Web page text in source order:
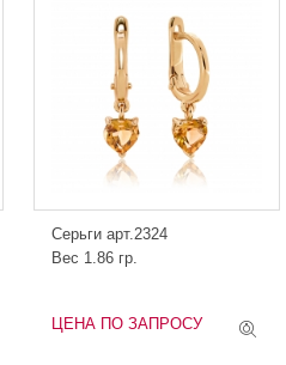
Серьги арт.2324
Вес 1.86 гр.
ЦЕНА ПО ЗАПРОСУ